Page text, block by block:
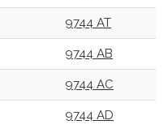
9744 AT
9744 AB
9744 AC
9744 AD